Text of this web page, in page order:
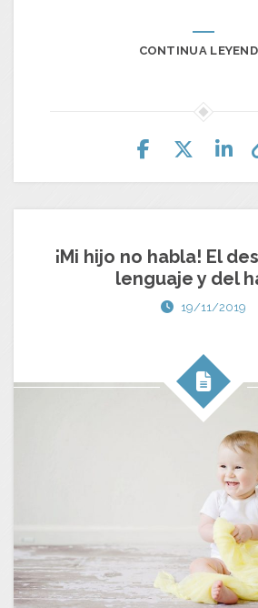
CONTINUA
¡Mi hijo no habla! El
lenguaje y del
19/11/2019